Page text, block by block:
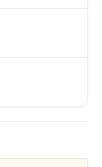
и торговые
of Legends
управлением